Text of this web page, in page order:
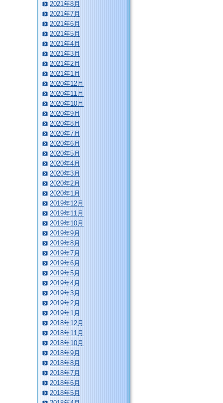
2021年8月
2021年7月
2021年6月
2021年5月
2021年4月
2021年3月
2021年2月
2021年1月
2020年12月
2020年11月
2020年10月
2020年9月
2020年8月
2020年7月
2020年6月
2020年5月
2020年4月
2020年3月
2020年2月
2020年1月
2019年12月
2019年11月
2019年10月
2019年9月
2019年8月
2019年7月
2019年6月
2019年5月
2019年4月
2019年3月
2019年2月
2019年1月
2018年12月
2018年11月
2018年10月
2018年9月
2018年8月
2018年7月
2018年6月
2018年5月